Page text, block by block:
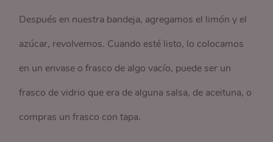
Después en nuestra bandeja, agregamos el limón y el
azúcar, revolvemos. Cuando esté listo, lo colocamos
en un envase o frasco de algo vacío, puede ser un
frasco de vidrio que era de alguna salsa, de aceituna, o
compras un frasco con tapa.